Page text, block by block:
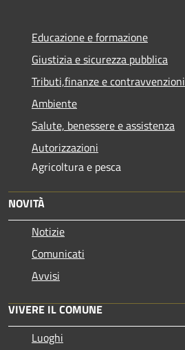
Educazione e formazione
Giustizia e sicurezza pubblica
Tributi,finanze e contravvenzioni
Ambiente
Salute, benessere e assistenza
Autorizzazioni
Agricoltura e pesca
NOVITÀ
Notizie
Comunicati
Avvisi
VIVERE IL COMUNE
Luoghi